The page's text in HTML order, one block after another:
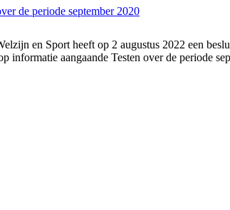
de periode september 2020
en Sport heeft op 2 augustus 2022 een
informatie aangaande Testen over de periode